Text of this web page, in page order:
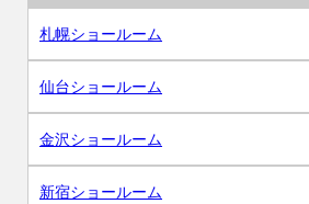
札幌ショールーム
仙台ショールーム
金沢ショールーム
新宿ショールーム